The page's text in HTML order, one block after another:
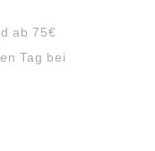
ab 75€
Tag bei